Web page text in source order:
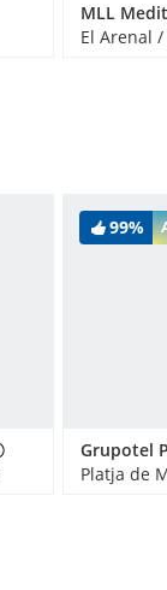
El Arenal
99%